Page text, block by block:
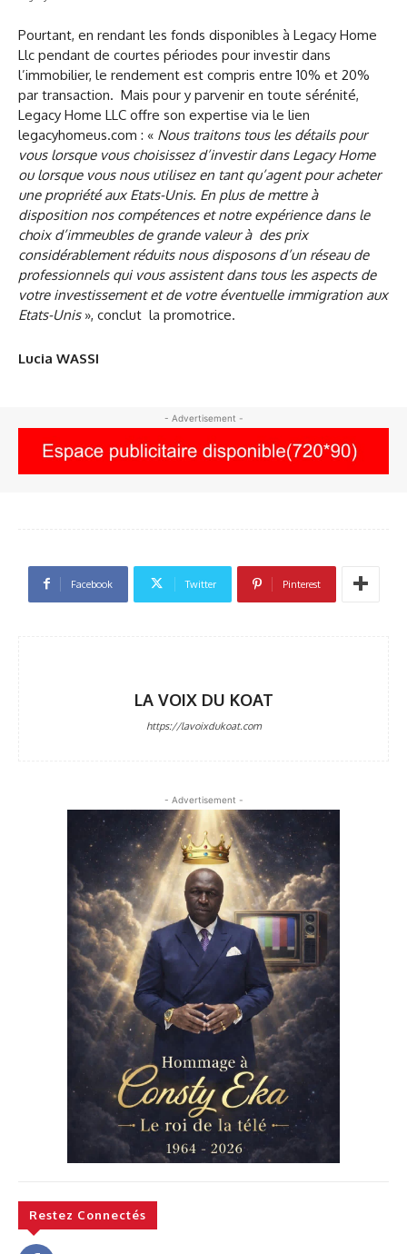
Pourtant, en rendant les fonds disponibles à Legacy Home
Llc pendant de courtes périodes pour investir dans
l’immobilier, le rendement est compris entre 10% et 20%
par transaction. Mais pour y parvenir en toute sérénité,
Legacy Home LLC offre son expertise via le lien
legacyhomeus.com : « Nous traitons tous les détails pour
vous lorsque vous choisissez d’investir dans Legacy Home
ou lorsque vous nous utilisez en tant qu’agent pour acheter
une propriété aux Etats-Unis. En plus de mettre à
disposition nos compétences et notre expérience dans le
choix d’immeubles de grande valeur à des prix
considérablement réduits nous disposons d’un réseau de
professionnels qui vous assistent dans tous les aspects de
votre investissement et de votre éventuelle immigration aux
Etats-Unis», conclut la promotrice.
Lucia WASSI
- Advertisement -
Facebook Twitter Pinterest
LA VOIX DU KOAT
https://lavoixdukoat.com
- Advertisement -
Restez Connectés